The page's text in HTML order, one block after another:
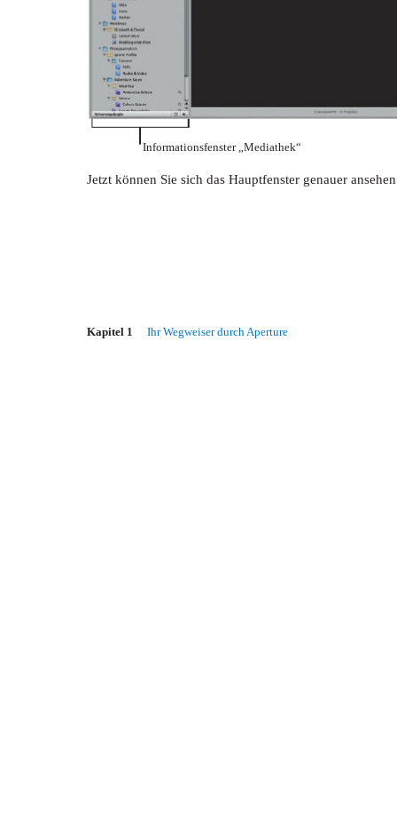
Kapitel 1 Ihr Wegweiser durch Aperture
Informationsfenster „Mediathek“
Jetzt können Sie sich das Hauptfenster genauer